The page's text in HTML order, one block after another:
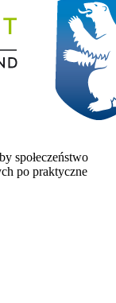
społeczeństwo
po praktyczne